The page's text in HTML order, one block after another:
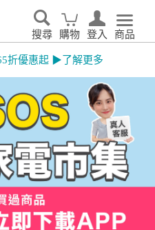
搜尋 購物 登入 商品
折優惠起 ▶了解更多